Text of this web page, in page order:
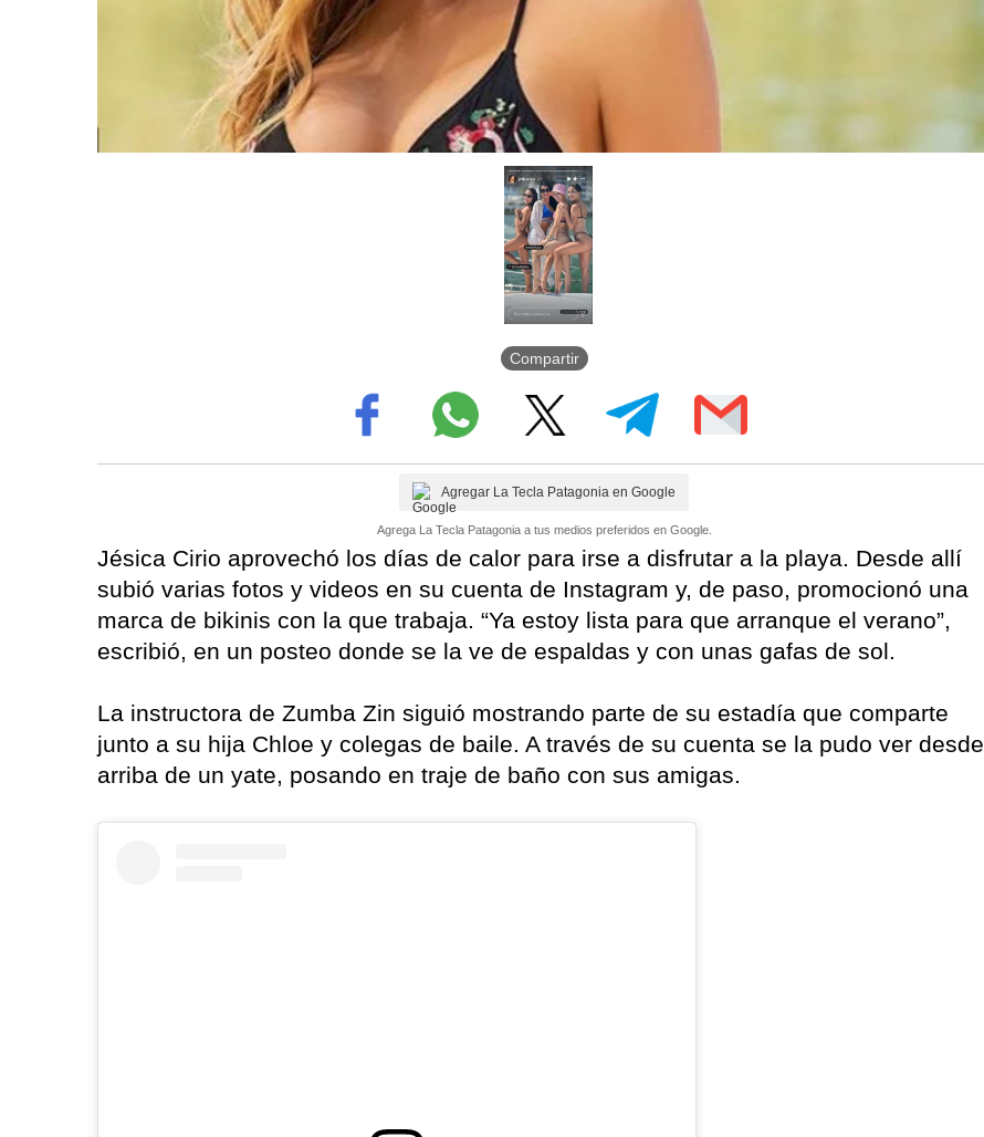
Compartir
Agregar La Tecla Patagonia en Google
Agrega La Tecla Patagonia a tus medios preferidos en Google.
Jésica Cirio aprovechó los días de calor para irse a disfrutar a la playa. Desde allí
subió varias fotos y videos en su cuenta de Instagram y, de paso, promocionó una
marca de bikinis con la que trabaja. “Ya estoy lista para que arranque el verano”,
escribió, en un posteo donde se la ve de espaldas y con unas gafas de sol.
La instructora de Zumba Zin siguió mostrando parte de su estadía que comparte
junto a su hija Chloe y colegas de baile. A través de su cuenta se la pudo ver desde
arriba de un yate, posando en traje de baño con sus amigas.